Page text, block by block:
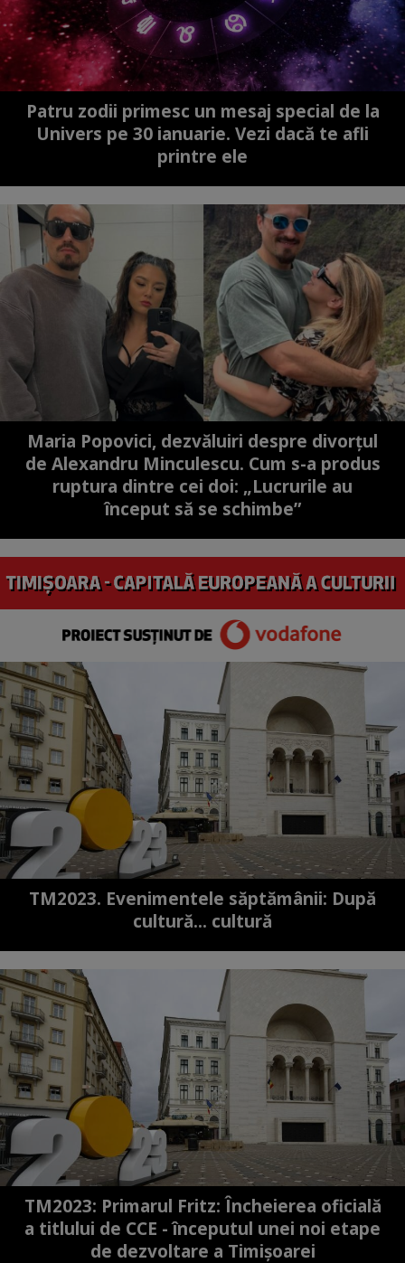
Patru zodii primesc un mesaj special de la
Univers pe 30 ianuarie. Vezi dacă te afli
printre ele
Maria Popovici, dezvăluiri despre divorțul
de Alexandru Minculescu. Cum s-a produs
ruptura dintre cei doi: „Lucrurile au
început să se schimbe”
TM2023. Evenimentele săptămânii: După
cultură... cultură
TM2023: Primarul Fritz: Încheierea oficială
a titlului de CCE - începutul unei noi etape
de dezvoltare a Timişoarei